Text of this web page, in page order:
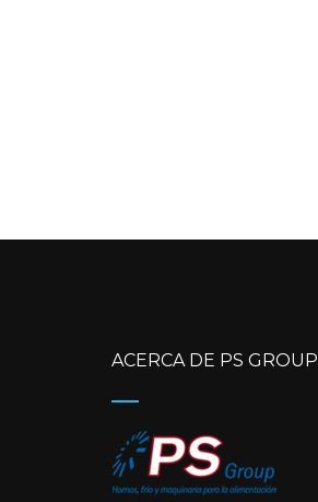
ACERCA DE PS GROUP